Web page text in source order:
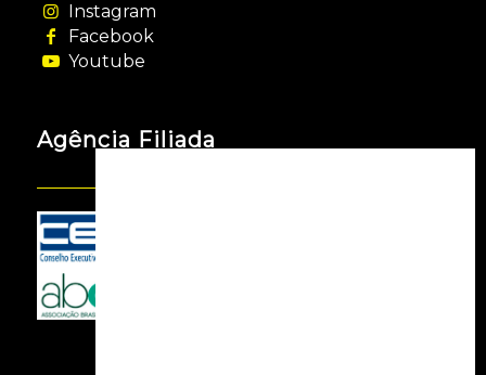
Instagram
Facebook
Youtube
Agência Filiada